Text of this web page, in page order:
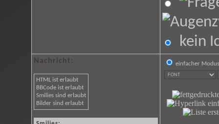
kein
Nachricht:
HTML ist erlaubt
BBCode ist erlaubt
Smilies sind erlaubt
Bilder sind erlaubt
einfacher